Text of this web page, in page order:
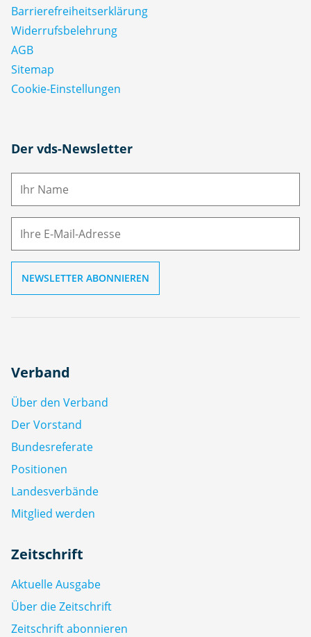
Barrierefreiheitserklärung
Widerrufsbelehrung
AGB
Sitemap
Cookie-Einstellungen
Der vds-Newsletter
N
M
Verband
Über den Verband
Der Vorstand
Bundesreferate
Positionen
Landesverbände
Mitglied werden
Zeitschrift
Aktuelle Ausgabe
Über die Zeitschrift
Zeitschrift abonnieren